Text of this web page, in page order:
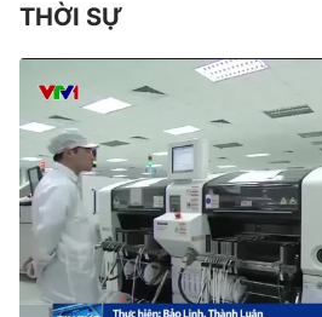
THỜI SỰ